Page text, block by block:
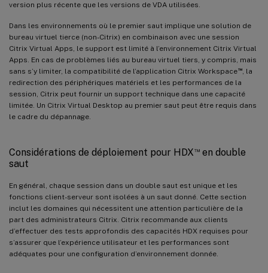
version plus récente que les versions de VDA utilisées.
Dans les environnements où le premier saut implique une solution de
bureau virtuel tierce (non-Citrix) en combinaison avec une session
Citrix Virtual Apps, le support est limité à l’environnement Citrix Virtual
Apps. En cas de problèmes liés au bureau virtuel tiers, y compris, mais
sans s’y limiter, la compatibilité de l’application Citrix Workspace™, la
redirection des périphériques matériels et les performances de la
session, Citrix peut fournir un support technique dans une capacité
limitée. Un Citrix Virtual Desktop au premier saut peut être requis dans
le cadre du dépannage.
Considérations de déploiement pour HDX™en double
saut
En général, chaque session dans un double saut est unique et les
fonctions client-serveur sont isolées à un saut donné. Cette section
inclut les domaines qui nécessitent une attention particulière de la
part des administrateurs Citrix. Citrix recommande aux clients
d’effectuer des tests approfondis des capacités HDX requises pour
s’assurer que l’expérience utilisateur et les performances sont
adéquates pour une configuration d’environnement donnée.